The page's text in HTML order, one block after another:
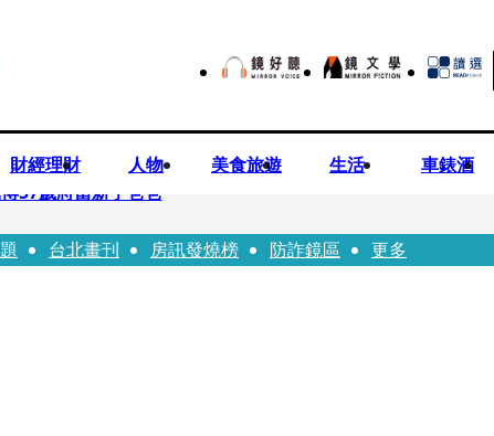
財經理財 人物 美食旅遊 生活 車錶酒
57歲將當新手爸爸
台「1人分飾4角」 觀眾驚艷：錯怪星二代了
台北畫刊 房訊發燒榜 防詐鏡區 更多